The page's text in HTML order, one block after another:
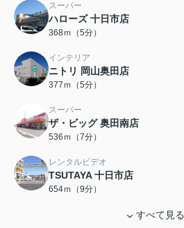
スーパー
ハローズ 十日市店
368ｍ（5分）
インテリア
ニトリ 岡山奥田店
377ｍ（5分）
スーパー
ザ・ビッグ 奥田南店
536ｍ（7分）
レンタルビデオ
TSUTAYA 十日市店
654ｍ（9分）
すべて見る